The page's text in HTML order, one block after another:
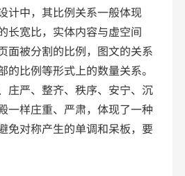
中，其比例关系一般体现
长宽比，实体内容与虚空间
面被分割的比例，图文的关系
的比例等形式上的数量关系。
庄严、整齐、秩序、安宁、沉
一样庄重、严肃，体现了一种
免对称产生的单调和呆板，要